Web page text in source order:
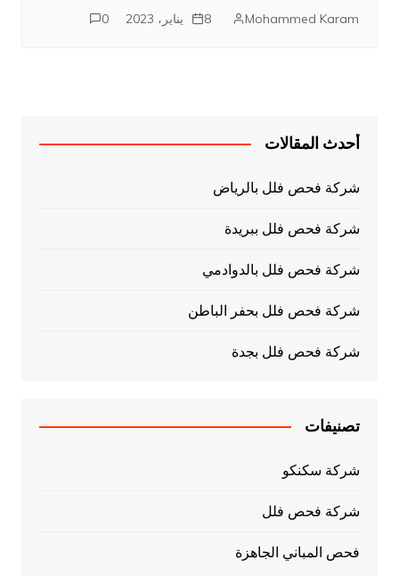
Mohammed Karam 8 يناير، 2023 0
أحدث المقالات
شركة فحص فلل بالرياض
شركة فحص فلل ببريدة
شركة فحص فلل بالدوادمي
شركة فحص فلل بحفر الباطن
شركة فحص فلل بجدة
تصنيفات
شركة سكنكو
شركة فحص فلل
فحص المباني الجاهزة